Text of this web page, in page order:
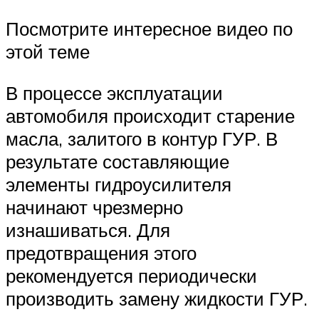
Посмотрите интересное видео по
этой теме
В процессе эксплуатации
автомобиля происходит старение
масла, залитого в контур ГУР. В
результате составляющие
элементы гидроусилителя
начинают чрезмерно
изнашиваться. Для
предотвращения этого
рекомендуется периодически
производить замену жидкости ГУР.